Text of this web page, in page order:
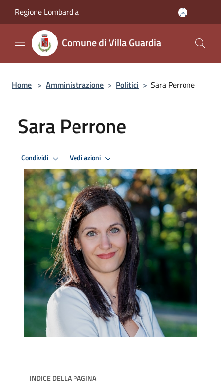
Regione Lombardia
Comune di Villa Guardia
Home > Amministrazione > Politici > Sara Perrone
Sara Perrone
Condividi Vedi azioni
INDICE DELLA PAGINA